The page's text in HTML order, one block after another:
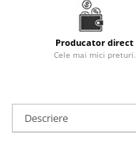
Producator direct
Cele mai mici preturi.
Descriere